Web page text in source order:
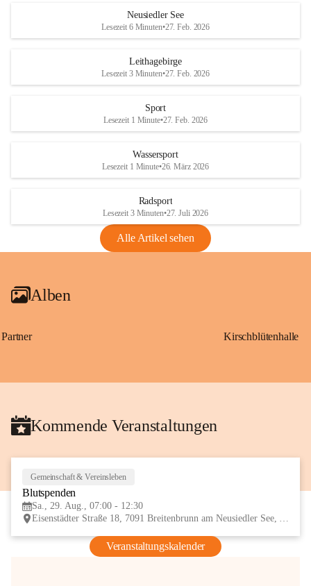
S
und den daraus folgenden wirtschaftlichen
Maßnahmen zur Bekämpfung
Rebe und der Amerikanischen
Anhang VBl. EU Nr. 18
1 Seite•1,4 MB
VBl. EU Nr. 18_2026
r
S
Neusiedler See
Lesezeit 6 Minuten•27. Feb. 2026
Leithagebirge
Lesezeit 3 Minuten•27. Feb. 2026
Sport
Lesezeit 1 Minute•27. Feb. 2026
Wassersport
Lesezeit 1 Minute•26. März 2026
Radsport
Lesezeit 3 Minuten•27. Juli 2026
Alle Artikel sehen
Alben
Partner Kirschblütenhalle
Kommende Veranstaltungen
Gemeinschaft & Vereinsleben
Blutspenden
Sa., 29. Aug., 07:00 - 12:30
Eisenstädter Straße 18, 7091 Breitenbrunn am Neusiedler See, AUT
Veranstaltungskalender